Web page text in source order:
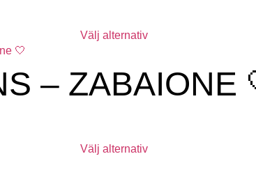
Välj alternativ
– ZABAIONE
Välj alternativ